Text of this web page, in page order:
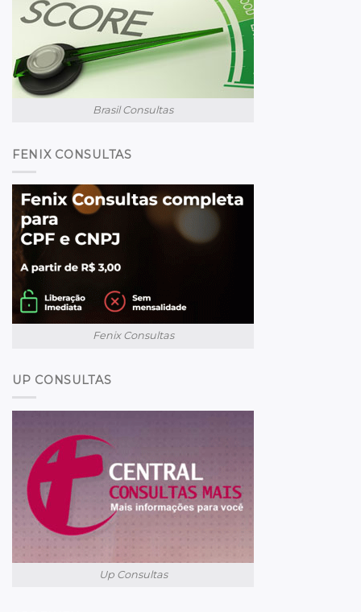
Brasil Consultas
FENIX CONSULTAS
Fenix Consultas
UP CONSULTAS
Up Consultas